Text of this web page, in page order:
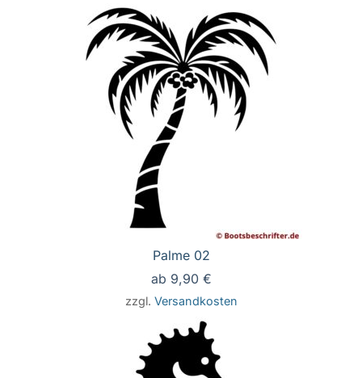
Palme 02
ab 9,90 €
zzgl. Versandkosten